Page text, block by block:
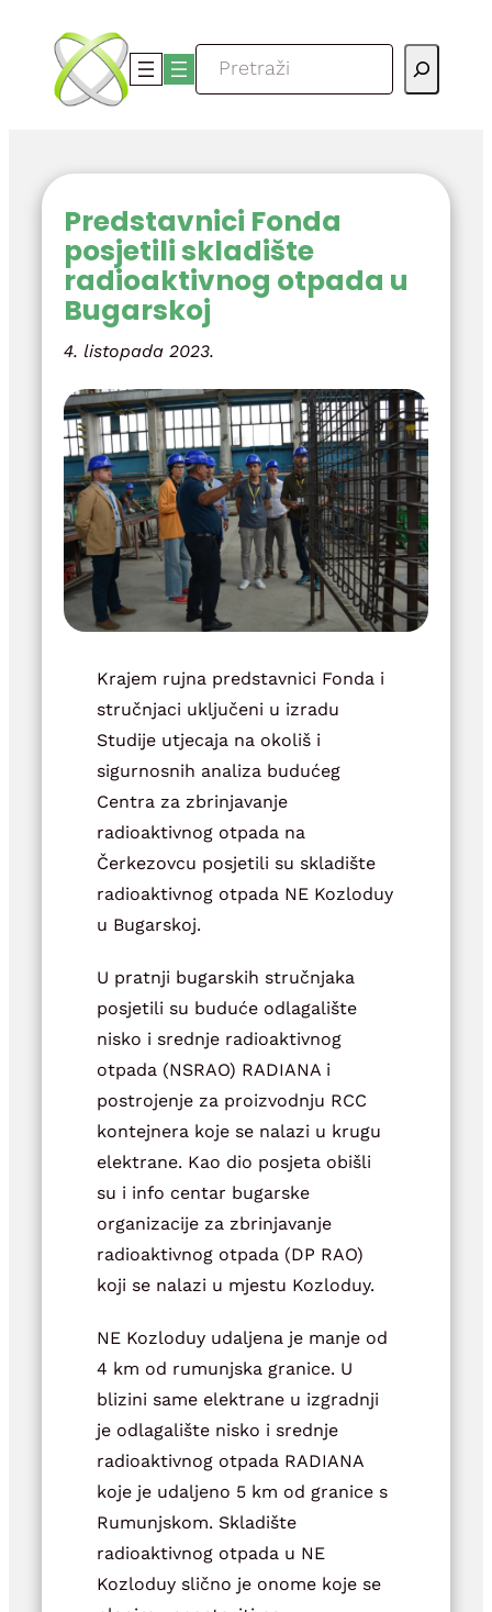
sadržaja
Pretraga
Predstavnici Fonda
posjetili skladište
radioaktivnog otpada u
Bugarskoj
4. listopada 2023.
Krajem rujna predstavnici Fonda i
stručnjaci uključeni u izradu
Studije utjecaja na okoliš i
sigurnosnih analiza budućeg
Centra za zbrinjavanje
radioaktivnog otpada na
Čerkezovcu posjetili su skladište
radioaktivnog otpada NE Kozloduy
u Bugarskoj.
U pratnji bugarskih stručnjaka
posjetili su buduće odlagalište
nisko i srednje radioaktivnog
otpada (NSRAO) RADIANA i
postrojenje za proizvodnju RCC
kontejnera koje se nalazi u krugu
elektrane. Kao dio posjeta obišli
su i info centar bugarske
organizacije za zbrinjavanje
radioaktivnog otpada (DP RAO)
koji se nalazi u mjestu Kozloduy.
NE Kozloduy udaljena je manje od
4 km od rumunjska granice. U
blizini same elektrane u izgradnji
je odlagalište nisko i srednje
radioaktivnog otpada RADIANA
koje je udaljeno 5 km od granice s
Rumunjskom. Skladište
radioaktivnog otpada u NE
Kozloduy slično je onome koje se